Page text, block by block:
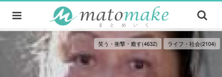
笑う・衝撃・癒す(4632) ライフ・社会(2104)